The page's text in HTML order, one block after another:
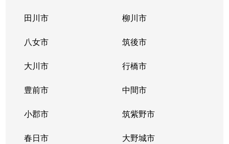
田川市 柳川市
八女市 筑後市
大川市 行橋市
豊前市 中間市
小郡市 筑紫野市
春日市 大野城市